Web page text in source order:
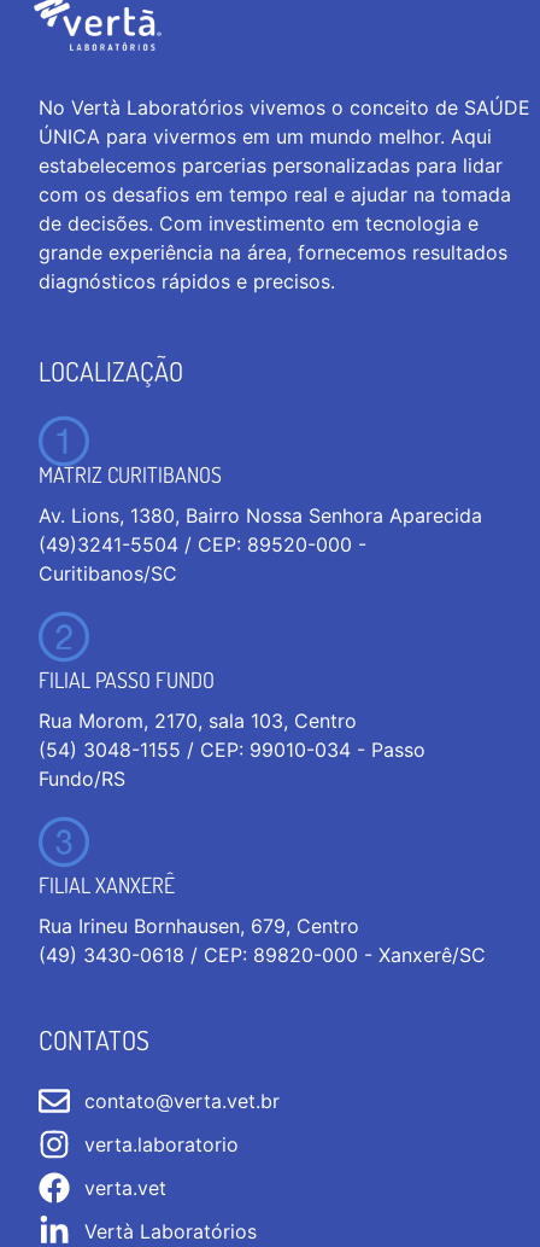
No Vertà Laboratórios vivemos o conceito de SAÚDE
ÚNICA para vivermos em um mundo melhor. Aqui
estabelecemos parcerias personalizadas para lidar
com os desafios em tempo real e ajudar na tomada
de decisões. Com investimento em tecnologia e
grande experiência na área, fornecemos resultados
diagnósticos rápidos e precisos.
LOCALIZAÇÃO
MATRIZ CURITIBANOS
Av. Lions, 1380, Bairro Nossa Senhora Aparecida
(49)3241-5504 / CEP: 89520-000 -
Curitibanos/SC
FILIAL PASSO FUNDO
Rua Morom, 2170, sala 103, Centro
(54) 3048-1155 / CEP: 99010-034 - Passo
Fundo/RS
FILIAL XANXERÊ
Rua Irineu Bornhausen, 679, Centro
(49) 3430-0618 / CEP: 89820-000 - Xanxerê/SC
CONTATOS
contato@verta.vet.br
verta.laboratorio
verta.vet
Vertà Laboratórios